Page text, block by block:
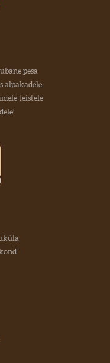
pesa
alpakadele,
teistele